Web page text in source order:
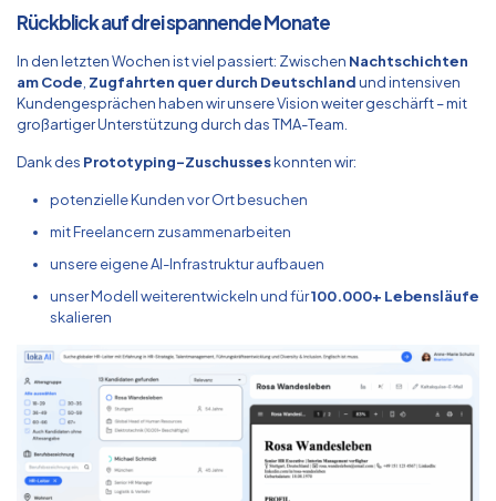
Rückblick auf drei spannende Monate
In den letzten Wochen ist viel passiert: Zwischen Nachtschichten
am Code, Zugfahrten quer durch Deutschlandund intensiven
Kundengesprächen haben wir unsere Vision weiter geschärft – mit
großartiger Unterstützung durch das TMA-Team.
Dank des Prototyping-Zuschusseskonnten wir:
potenzielle Kunden vor Ort besuchen
mit Freelancern zusammenarbeiten
unsere eigene AI-Infrastruktur aufbauen
unser Modell weiterentwickeln und für100.000+ Lebensläufe
skalieren